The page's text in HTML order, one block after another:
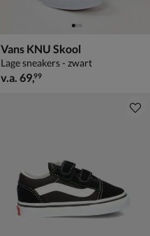
Vans KNU Skool
Lage sneakers - zwart
vanaf € 69,99
v.a. 69,99